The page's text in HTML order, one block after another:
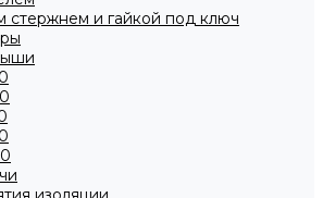
стержнем и гайкой под ключ